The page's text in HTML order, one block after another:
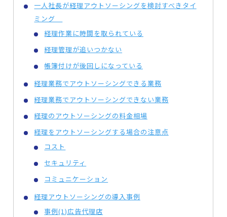
一人社長が経理アウトソーシングを検討すべきタイ
ミング
経理作業に時間を取られている
経理管理が追いつかない
帳簿付けが後回しになっている
経理業務でアウトソーシングできる業務
経理業務でアウトソーシングできない業務
経理のアウトソーシングの料金相場
経理をアウトソーシングする場合の注意点
コスト
セキュリティ
コミュニケーション
経理アウトソーシングの導入事例
事例(1)広告代理店